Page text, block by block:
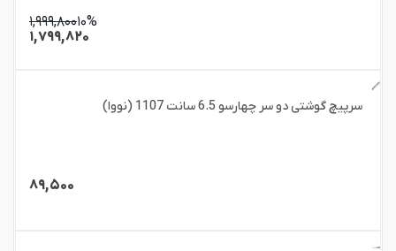
۱,۹۹۹,۸۰۰۱۰%
۱,۷۹۹,۸۲۰
سرپیچ گوشتی دو سر چهارسو 6.5 سانت 1107 (نووا)
۸۹,۵۰۰